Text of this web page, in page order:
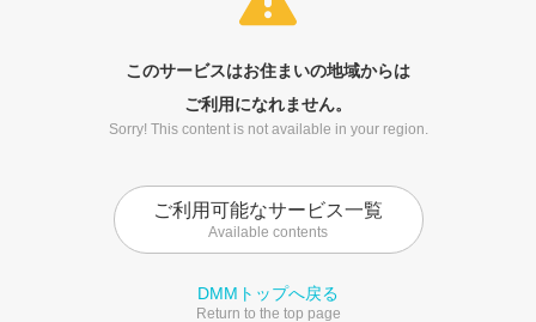
このサービスはお住まいの地域からは
ご利用になれません。
Sorry! This content is not available in your region.
ご利用可能なサービス一覧
Available contents
DMMトップへ戻る
Return to the top page